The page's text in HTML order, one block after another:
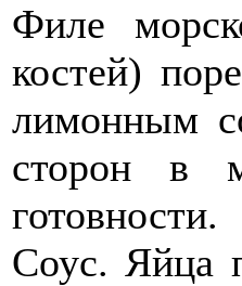
Филе
костей)
лимонным
сторон в
готовности.
Соус. Яйца